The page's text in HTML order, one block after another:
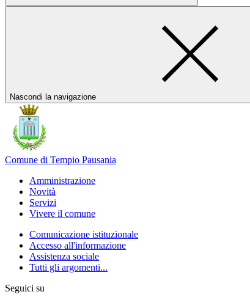
Nascondi la navigazione
Comune di Tempio Pausania
Amministrazione
Novità
Servizi
Vivere il comune
Comunicazione istituzionale
Accesso all'informazione
Assistenza sociale
Tutti gli argomenti...
Seguici su